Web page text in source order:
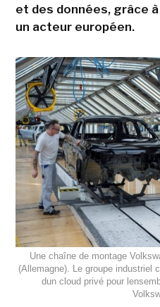
et des données, grâce
un acteur européen.
Une chaîne de montage
(Allemagne). Le groupe industriel
dun cloud privé pour